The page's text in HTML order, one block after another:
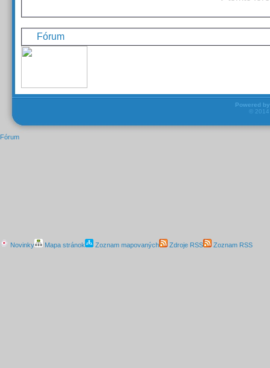
Fórum
Powered by
©
Fórum
Novinky Mapa stránok Zoznam mapovaných Zdroje RSS Zoznam RSS